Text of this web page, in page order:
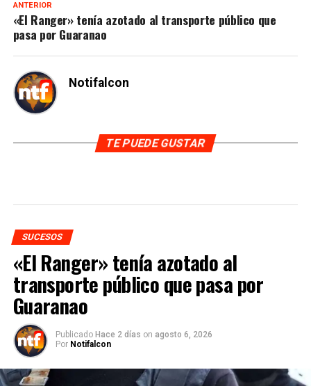
ANTERIOR
«El Ranger» tenía azotado al transporte público que
pasa por Guaranao
Notifalcon
TE PUEDE GUSTAR
SUCESOS
«El Ranger» tenía azotado al
transporte público que pasa por
Guaranao
Publicado Hace 2 días on agosto 6, 2026
Por Notifalcon